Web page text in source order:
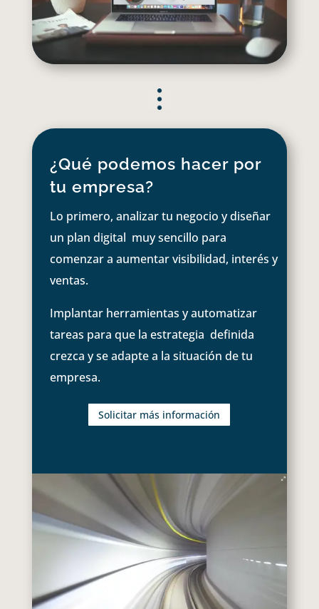
¿Qué podemos hacer por
tu empresa?
Lo primero, analizar tu negocio y diseñar
un plan digital muy sencillo para
comenzar a aumentar visibilidad, interés y
ventas.
Implantar herramientas y automatizar
tareas para que la estrategia definida
crezca y se adapte a la situación de tu
empresa.
Solicitar más información